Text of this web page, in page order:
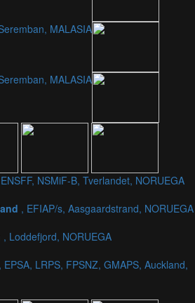
MALASIA
MALASIA
NSMiF-B, Tverlandet, NORUEGA
, EFIAP/s, Aasgaardstrand, NORUEGA
, Loddefjord, NORUEGA
EPSA, LRPS, FPSNZ, GMAPS, Auckland,